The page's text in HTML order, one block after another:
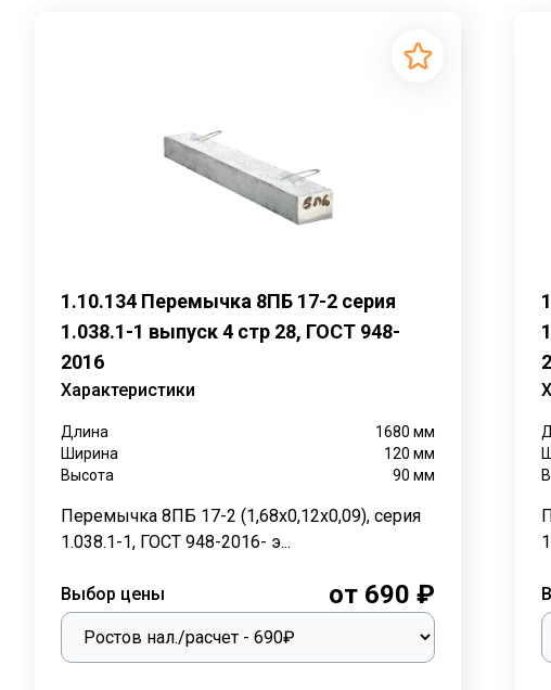
Железобетонные брусковые перемычки – это
собственный вес.
Важно помнить, что перемычки с расчётной нагрузкой до
уклоны на боковых или торцевых сторонах. Размеры
уклонов.
Опирание перемычек рассчитывается исходя из
3000 мм величина опирания может достигать от 170 до
Маркировка
Пример маркировки: Перемычка 2ПБ 19-3П, где:
2 –порядковый номер поперечного сечения бруска;
- 19— длина изделия в дециметрах;
- 3— расчётная нагрузка в кН/м.
1.10.134 Перемычка 8ПБ 17-2 серия
1.038.1-1 выпуск 4 стр 28, ГОСТ 948-
2016
Характеристики
Длина 1680мм
Ширина
120мм
Высота
90мм
Перемычка 8ПБ 17-2 (1,68х0,12х0,09), серия
1.038.1-1, ГОСТ 948-2016- э...
Выбор цены от 690 ₽